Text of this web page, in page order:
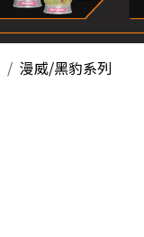
漫威/黑豹系列